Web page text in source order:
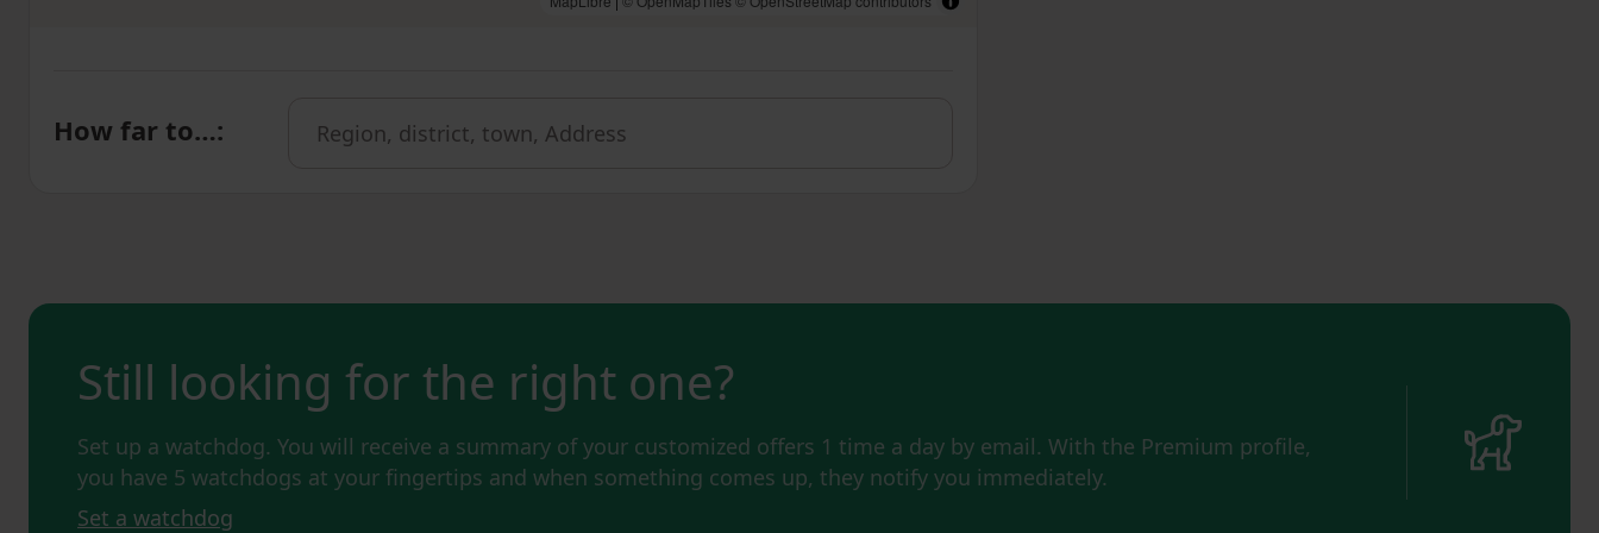
How far to…:
Still looking for the right one?
Set up a watchdog. You will receive a summary of your customized offers 1 time a day by email. With the Premium profile,
you have 5 watchdogs at your fingertips and when something comes up, they notify you immediately.
Set a watchdog